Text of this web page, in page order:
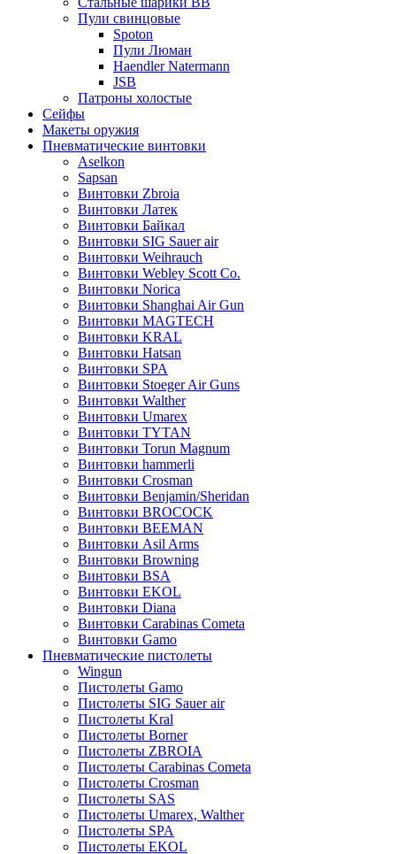
Пули свинцовые
Spoton
Пули Люман
Haendler Natermann
JSB
Патроны холостые
Сейфы
Макеты оружия
Пневматические винтовки
Aselkon
Sapsan
Винтовки Zbroia
Винтовки Латек
Винтовки Байкал
Винтовки SIG Sauer air
Винтовки Weihrauch
Винтовки Webley Scott Co.
Винтовки Norica
Винтовки Shanghai Air Gun
Винтовки MAGTECH
Винтовки KRAL
Винтовки Hatsan
Винтовки SPA
Винтовки Stoeger Air Guns
Винтовки Walther
Винтовки Umarex
Винтовки TYTAN
Винтовки Torun Magnum
Винтовки hammerli
Винтовки Crosman
Винтовки Benjamin/Sheridan
Винтовки BROCOCK
Винтовки BEEMAN
Винтовки Asil Arms
Винтовки Browning
Винтовки BSA
Винтовки EKOL
Винтовки Diana
Винтовки Carabinas Cometa
Винтовки Gamo
Пневматические пистолеты
Wingun
Пистолеты Gamo
Пистолеты SIG Sauer air
Пистолеты Kral
Пистолеты Borner
Пистолеты ZBROIA
Пистолеты Carabinas Cometa
Пистолеты Crosman
Пистолеты SAS
Пистолеты Umarex, Walther
Пистолеты SPA
Пистолеты EKOL